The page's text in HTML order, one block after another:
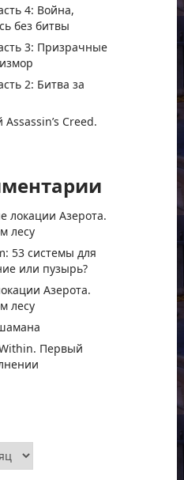
4: Война,
без битвы
3: Призрачные
2: Битва за
Creed.
локации Азерота.
лесу
53 системы для
или пузырь?
Азерота.
лесу
Первый